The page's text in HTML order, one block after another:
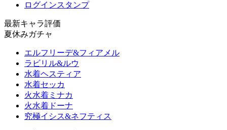
ログインスタンプ
最新キャラ評価
夏休みガチャ
エルフリーデ&フィアメル
ラビリル&ルウ
水着ヘスティア
水着セッカ
火水着ミナカ
火水着ドーナ
究極イシス&ネフティス